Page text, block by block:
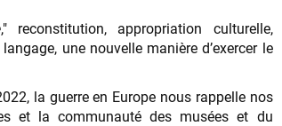
," reconstitution, appropriation culturelle,
une nouvelle manière d’exercer le
la guerre en Europe nous rappelle nos
et la communauté des musées et du